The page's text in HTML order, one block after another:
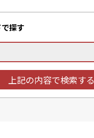
探す
上記の内容で検索する